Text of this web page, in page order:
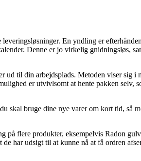
En yndling er
Denne er jo virkelig gnidningsløs,
ud til din arbejdsplads. Metoden viser sig
er utvivlsomt at hente pakken selv,
skal bruge dine nye varer om kort tid, så
flere produkter, eksempelvis Radon
har udsigt til at kunne nå at få ordren